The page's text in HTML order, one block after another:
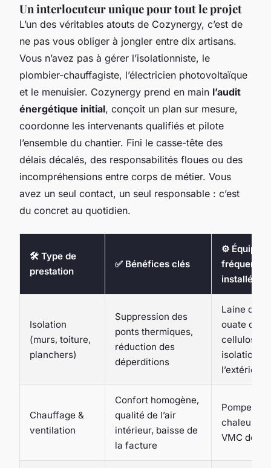
Un interlocuteur unique pour tout le projet
L’un des véritables atouts de Cozynergy, c’est de
ne pas vous obliger à jongler entre dix artisans.
Vous n’avez pas à gérer l’isolationniste, le
plombier-chauffagiste, l’électricien photovoltaïque
et le menuisier. Cozynergy prend en main l’audit
énergétique initial, conçoit un plan sur mesure,
coordonne les intervenants qualifiés et pilote
l’ensemble du chantier. Fini le casse-tête des
délais décalés, des responsabilités floues ou des
incompréhensions entre corps de métier. Vous
avez un seul contact, un seul responsable : c’est
du concret au quotidien.
🛠️ Type de
prestation
✅ Bénéfices clés
⚙️
installés
Isolation
(murs, toiture,
planchers)
Suppression des
ponts thermiques,
réduction des
déperditions
Laine de
ouate de
cellulose,
isolation
l’extérieur
Chauffage &
ventilation
Confort homogène,
qualité de l’air
intérieur, baisse de
la facture
Pompe à
chaleur
VMC